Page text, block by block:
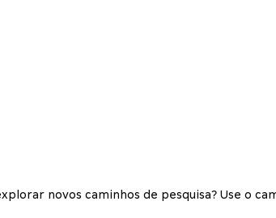
novos caminhos de pesquisa? Use o